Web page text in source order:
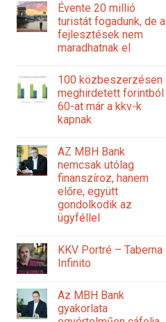
Évente 20 millió
turistát fogadunk, de a
fejlesztések nem
maradhatnak el
100 közbeszerzésen
meghirdetett forintból
60-at már a kkv-k
kapnak
AZ MBH Bank
nemcsak utólag
finanszíroz, hanem
előre, együtt
gondolkodik az
ügyféllel
KKV Portré – Taberna
Infinito
Az MBH Bank
gyakorlata